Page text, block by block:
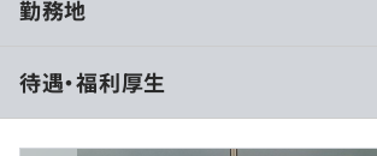
・ やる気次第でどんどん成長できる環境
勤務地
待遇・福利厚生